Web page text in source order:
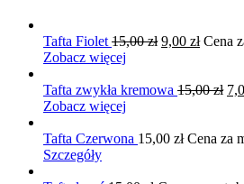
Tafta Fiolet 15,00zł Pierwotna
15,00 zł.
9,00 zł
9,00 zł.
Cena
Zobacz więcej
Tafta zwykła kremowa 15,00zł
Zobacz więcej
Tafta Czerwona 15,00 złCena za
Szczegóły